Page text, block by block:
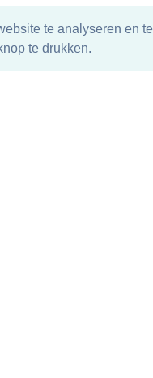
te analyseren en
te drukken.